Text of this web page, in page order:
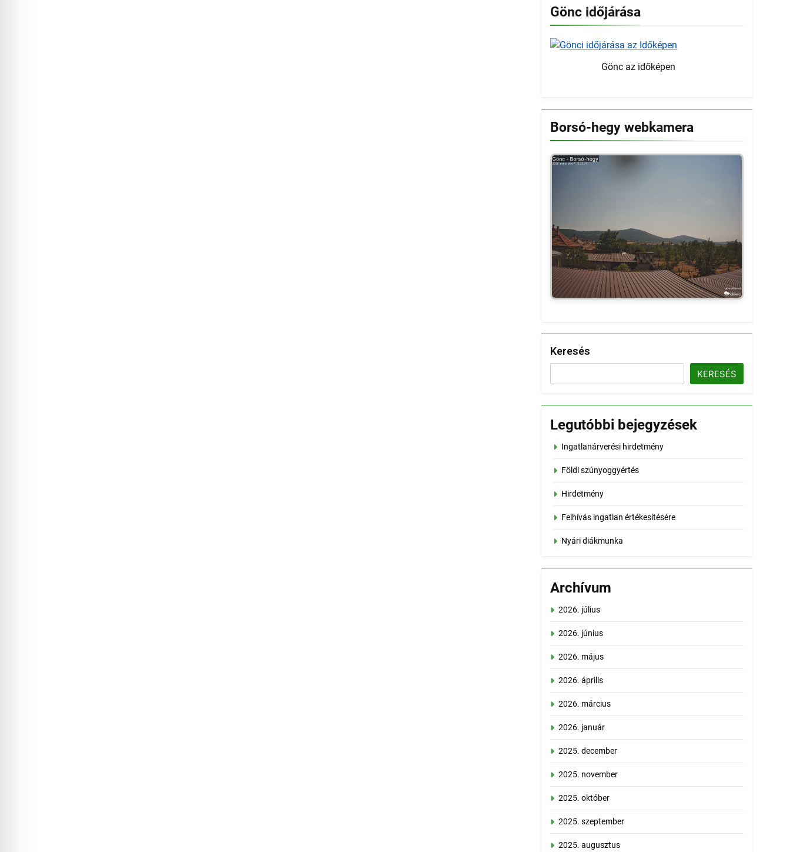
Gönc időjárása
Gönc az időképen
Borsó-hegy webkamera
Keresés
KERESÉS
Legutóbbi bejegyzések
Ingatlanárverési hirdetmény
Földi szúnyoggyértés
Hirdetmény
Felhívás ingatlan értékesítésére
Nyári diákmunka
Archívum
2026. július
2026. június
2026. május
2026. április
2026. március
2026. január
2025. december
2025. november
2025. október
2025. szeptember
2025. augusztus